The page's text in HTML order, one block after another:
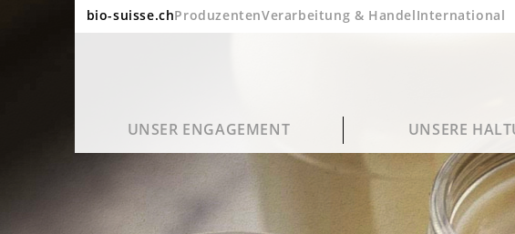
bio-suisse.chProduzentenVerarbeitung & HandelInternational
UNSER ENGAGEMENT UNSERE